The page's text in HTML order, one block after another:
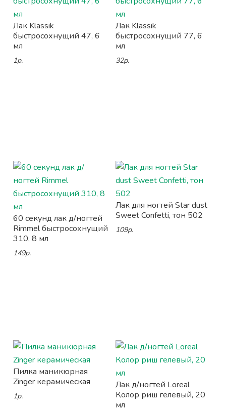
Лак Klassik
быстросохнущий 47, 6
мл
1р.
Лак Klassik
быстросохнущий 77, 6
мл
32р.
60 секунд лак д/ногтей
Rimmel быстросохнущий
310, 8 мл
149р.
Лак для ногтей Star dust
Sweet Confetti, тон 502
109р.
Пилка маникюрная
Zinger керамическая
1р.
Лак д/ногтей Loreal
Колор риш гелевый, 20
мл